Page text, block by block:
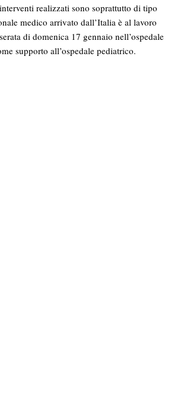
realizzati sono soprattutto di tipo
medico arrivato dall’Italia è al lavoro
di domenica 17 gennaio nell’ospedale
supporto all’ospedale pediatrico.